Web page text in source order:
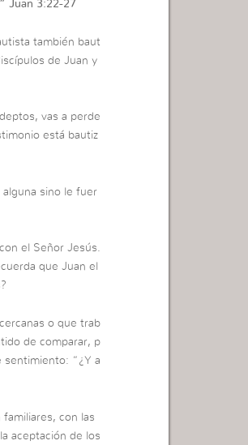
Juan 3:22-27
también baut
de Juan y
vas a perde
está bautiz
sino le fuer
el Señor Jesús.
que Juan el
o que trab
de comparar, p
sentimiento: “¿Y a
con las
aceptación de los